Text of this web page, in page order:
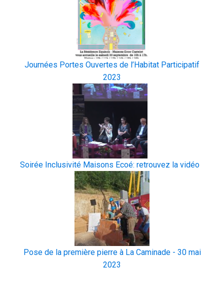
Journées Portes Ouvertes de l’Habitat Participatif
2023
Soirée Inclusivité Maisons Ecoé: retrouvez la vidéo
Pose de la première pierre à La Caminade - 30 mai
2023